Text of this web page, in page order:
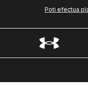
Poti efectua